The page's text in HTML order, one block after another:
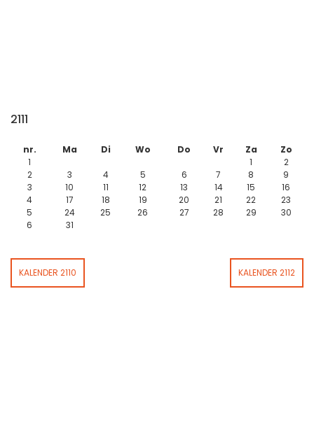
2111
nr. Ma Di Wo Do Vr Za
Zo
1
1
2
2
3 4 5 6 7 8
9
3
10 11 12 13 14 15
16
4
17 18 19 20 21 22
23
5
24 25 26 27 28 29
30
6
31
KALENDER 2110 KALENDER 2112